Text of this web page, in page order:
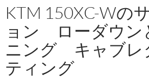
KTM 150XC-Wの
ョン ローダウン
ニング キャブレ
ティング